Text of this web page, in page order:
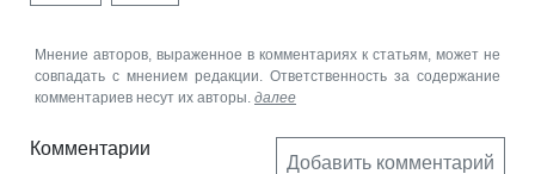
Мнение авторов, выраженное в комментариях к статьям, может не
совпадать с мнением редакции. Ответственность за содержание
комментариев несут их авторы. далее
Комментарии
Добавить комментарий